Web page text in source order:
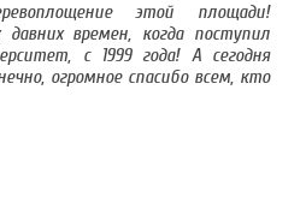
этой площади!
времен, когда поступил
с 1999 года! А сегодня
огромное спасибо всем, кто